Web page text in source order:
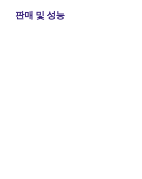
판매 및 성능